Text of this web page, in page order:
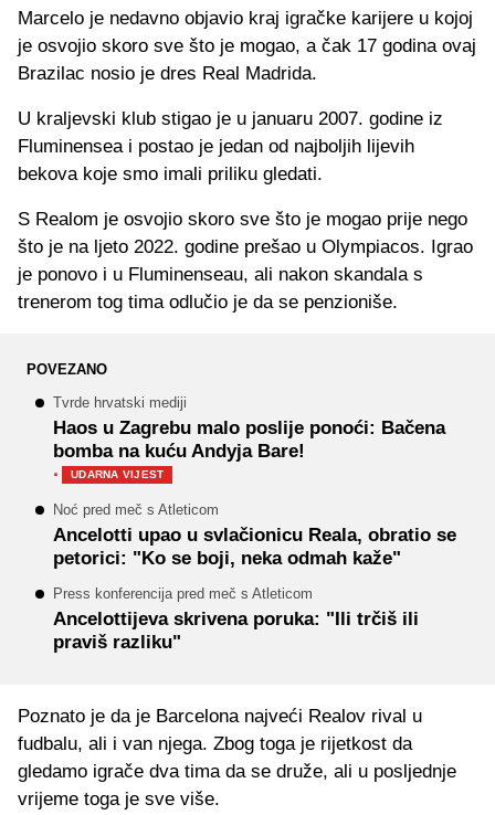
Marcelo je nedavno objavio kraj igračke karijere u kojoj
je osvojio skoro sve što je mogao, a čak 17 godina ovaj
Brazilac nosio je dres Real Madrida.
U kraljevski klub stigao je u januaru 2007. godine iz
Fluminensea i postao je jedan od najboljih lijevih
bekova koje smo imali priliku gledati.
S Realom je osvojio skoro sve što je mogao prije nego
što je na ljeto 2022. godine prešao u Olympiacos. Igrao
je ponovo i u Fluminenseau, ali nakon skandala s
trenerom tog tima odlučio je da se penzioniše.
POVEZANO
Tvrde hrvatski mediji
Haos u Zagrebu malo poslije ponoći: Bačena
bomba na kuću Andyja Bare!
· UDARNA VIJEST
Noć pred meč s Atleticom
Ancelotti upao u svlačionicu Reala, obratio se
petorici: "Ko se boji, neka odmah kaže"
Press konferencija pred meč s Atleticom
Ancelottijeva skrivena poruka: "Ili trčiš ili
praviš razliku"
Poznato je da je Barcelona najveći Realov rival u
fudbalu, ali i van njega. Zbog toga je rijetkost da
gledamo igrače dva tima da se druže, ali u posljednje
vrijeme toga je sve više.